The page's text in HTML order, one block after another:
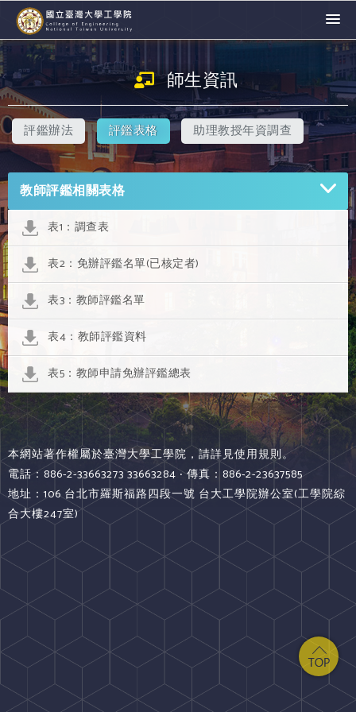
師生資訊
評鑑辦法 評鑑表格 助理教授年資調查
教師評鑑相關表格
表1：調查表
表2：免辦評鑑名單(已核定者)
表3：教師評鑑名單
表4：教師評鑑資料
表5：教師申請免辦評鑑總表
本網站著作權屬於臺灣大學工學院，請詳見使用規則。
電話：886-2-33663273 33663284 ‧ 傳真：886-2-23637585
地址：106 台北市羅斯福路四段一號 台大工學院辦公室(工學院綜
合大樓247室)